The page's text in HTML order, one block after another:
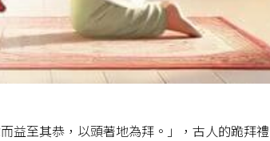
益至其恭，以頭著地為拜。」，古人的跪拜禮